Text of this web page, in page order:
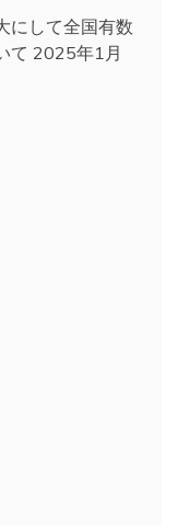
にして全国有数
て 2025年1月